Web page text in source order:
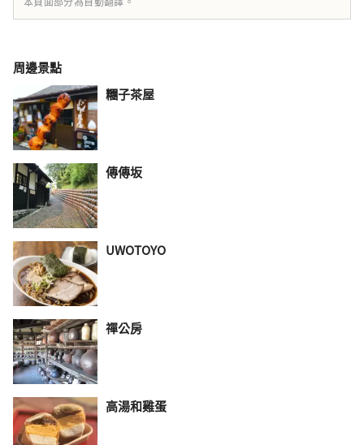
周邊景點
糰子茶屋
傳傳坂
UWOTOYO
禪公房
高湯和雞蛋